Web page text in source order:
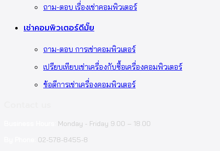
ถาม-ตอบ เรื่องเช่าคอมพิวเตอร์
เช่าคอมพิวเตอร์ดีมั๊ย
ถาม-ตอบ การเช่าคอมพิวเตอร์
เปรียบเทียบเช่าเครื่องกับซื้อเครื่องคอมพิวเตอร์
ข้อดีการเช่าเครื่องคอมพิวเตอร์
Monday - Friday 9.00 – 18.00
02-578-8455-8